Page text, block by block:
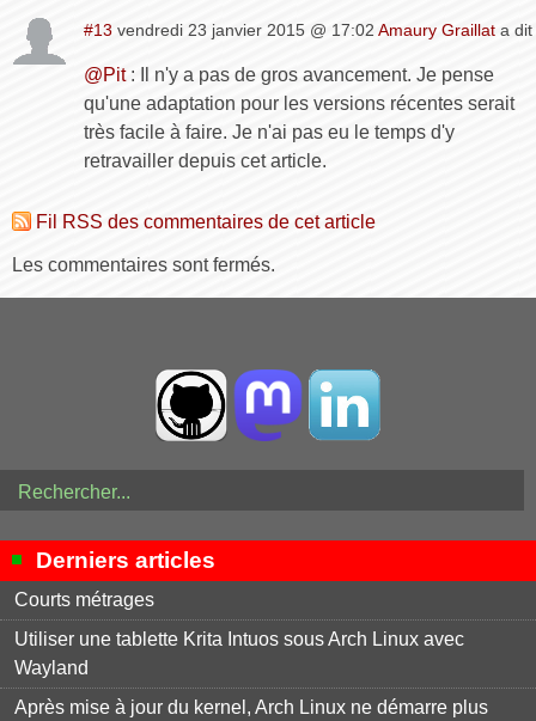
#13 vendredi 23 janvier 2015 @ 17:02 Amaury Graillat a dit
@Pit: Il n'y a pas de gros avancement. Je pense
qu'une adaptation pour les versions récentes serait
très facile à faire. Je n'ai pas eu le temps d'y
retravailler depuis cet article.
Fil RSS des commentaires de cet article
Les commentaires sont fermés.
Derniers articles
Courts métrages
Utiliser une tablette Krita Intuos sous Arch Linux avec
Wayland
Après mise à jour du kernel, Arch Linux ne démarre plus